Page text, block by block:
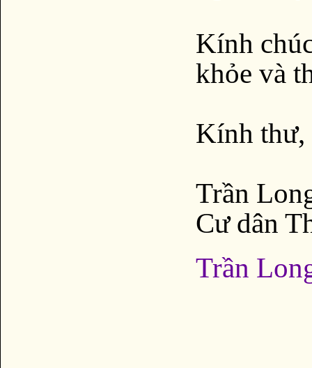
Kính
khỏe và
Kính thư,
Trần
Cư dân
Trần